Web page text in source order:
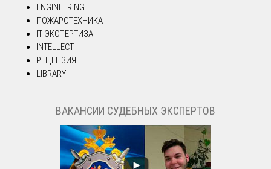
ENGINEERING
ПОЖАРОТЕХНИКА
IT ЭКСПЕРТИЗА
INTELLECT
РЕЦЕНЗИЯ
LIBRARY
ВАКАНСИИ СУДЕБНЫХ ЭКСПЕРТОВ